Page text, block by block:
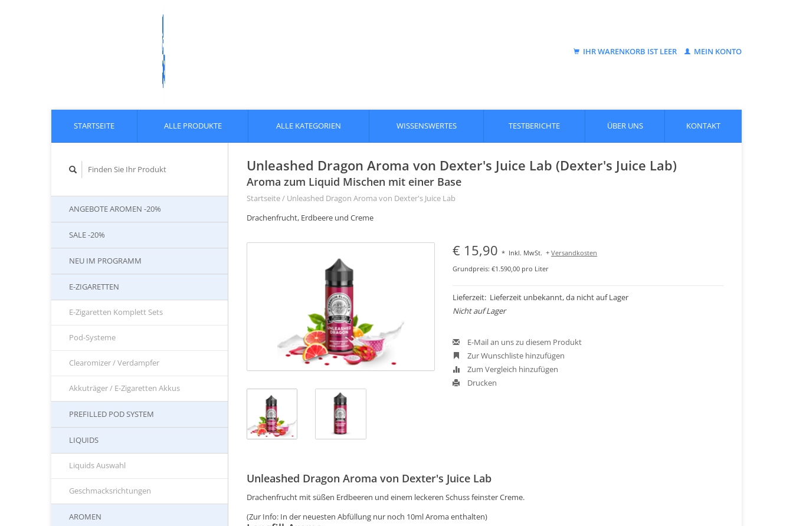
IHR WARENKORB IST LEER MEIN KONTO
STARTSEITE ALLE PRODUKTE ALLE KATEGORIEN WISSENSWERTES TESTBERICHTE ÜBER UNS KONTAKT
ANGEBOTE AROMEN -20%
SALE -20%
NEU IM PROGRAMM
E-ZIGARETTEN
E-Zigaretten Komplett Sets
Pod-Systeme
Clearomizer / Verdampfer
Akkuträger / E-Zigaretten Akkus
PREFILLED POD SYSTEM
LIQUIDS
Liquids Auswahl
Geschmacksrichtungen
AROMEN
Unleashed Dragon Aroma von Dexter's Juice Lab (Dexter's Juice Lab)
Aroma zum Liquid Mischen mit einer Base
Startseite/ Unleashed Dragon Aroma von Dexter's Juice Lab
Drachenfrucht, Erdbeere und Creme
€ 15,90* Inkl. MwSt. +Versandkosten
Grundpreis: €1.590,00 pro Liter
Lieferzeit: Lieferzeit unbekannt, da nicht auf Lager
Nicht auf Lager
E-Mail an uns zu diesem Produkt
Zur Wunschliste hinzufügen
Zum Vergleich hinzufügen
Drucken
Unleashed Dragon Aroma von Dexter's Juice Lab
Drachenfrucht mit süßen Erdbeeren und einem leckeren Schuss feinster Creme.
(Zur Info: In der neuesten Abfüllung nur noch 10ml Aroma enthalten)